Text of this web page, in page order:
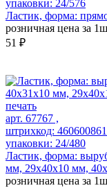
упаковки: 24/576
Ластик, форма:
розничная цена за
51 ₽
арт. 67767 ,
штрихкод:
упаковки: 24/480
Ластик, форма:
мм, 29х40х10 мм,
розничная цена за